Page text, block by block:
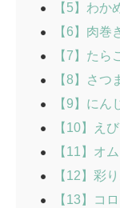
【5】わか
【6】肉巻
【7】たら
【8】さつ
【9】にん
【10】え
【11】オ
【12】彩
【13】コ